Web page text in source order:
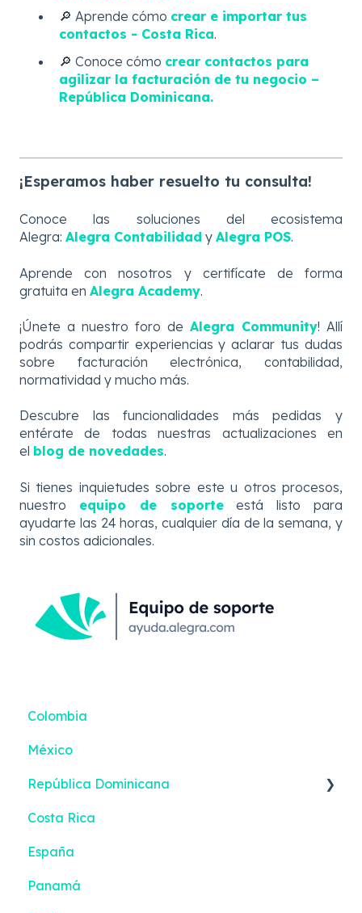
🔎 Aprende cómo crear e importar tus
contactos - Costa Rica.
🔎 Conoce cómo crear contactos para
agilizar la facturación de tu negocio –
República Dominicana.
¡Esperamos haber resuelto tu consulta!
Conoce las soluciones del ecosistema
Alegra: Alegra Contabilidad y Alegra POS.
Aprende con nosotros y certifícate de forma
gratuita en Alegra Academy.
¡Únete a nuestro foro de Alegra Community! Allí
podrás compartir experiencias y aclarar tus dudas
sobre facturación electrónica, contabilidad,
normatividad y mucho más.
Descubre las
funcionalidades más pedidas y
entérate de todas nuestras actualizaciones en
el blog de novedades.
Si tienes inquietudes sobre este u otros procesos,
nuestro equipo de soporteestá listo para
ayudarte las 24 horas, cualquier día de la semana, y
sin costos adicionales.
Colombia
México
República Dominicana
Reportes inteligentes
Costa Rica
España
Panamá